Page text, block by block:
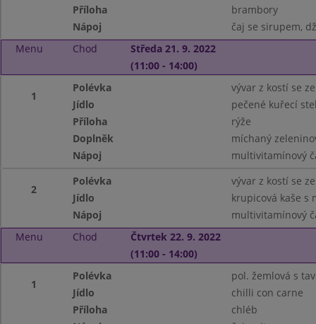
Příloha
brambory
Nápoj
čaj se sirupem,
Menu
Chod
Středa 21. 9. 2022
(11:00 - 14:00)
1
Polévka
vývar z kostí se
Jídlo
pečené kuřecí
Příloha
rýže
Doplněk
míchaný
Nápoj
multivitamínový
2
Polévka
vývar z kostí se
Jídlo
krupicová kaše s
Nápoj
multivitamínový
Menu
Chod
Čtvrtek 22. 9. 2022
(11:00 - 14:00)
1
Polévka
pol. žemlová s
Jídlo
chilli con carne
Příloha
chléb